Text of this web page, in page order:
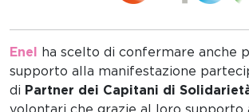
Enel ha scelto di confermare anche
supporto alla manifestazione
di Partner dei Capitani di